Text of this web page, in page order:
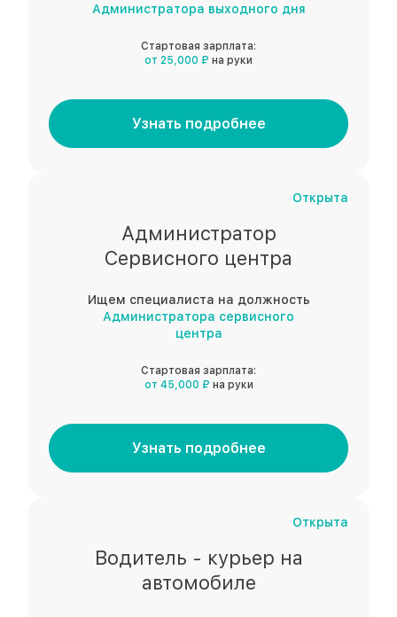
Администратора выходного дня
Стартовая зарплата:
от 25,000 ₽ на руки
Узнать подробнее
Открыта
Администратор
Сервисного центра
Ищем специалиста на должность
Администратора сервисного
центра
Стартовая зарплата:
от 45,000 ₽ на руки
Узнать подробнее
Открыта
Водитель - курьер на
автомобиле